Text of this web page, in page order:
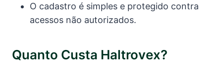
O cadastro é simples e protegido contra
acessos não autorizados.
Quanto Custa Haltrovex?